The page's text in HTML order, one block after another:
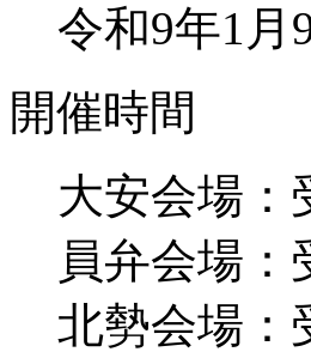
令和9年1月
開催時間
大安会場：
員弁会場：
北勢会場：